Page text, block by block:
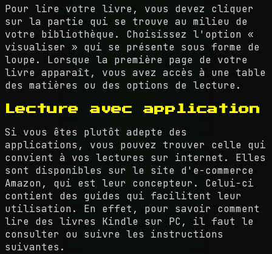
Pour lire votre livre, vous devez cliquer
sur la partie qui se trouve au milieu de
votre bibliothèque. Choisissez l'option «
visualiser » qui se présente sous forme de
loupe. Lorsque la première page de votre
livre apparaît, vous avez accès à une table
des matières ou des options de lecture.
Lecture avec application
Si vous êtes plutôt adepte des
applications, vous pouvez trouver celle qui
convient à vos lectures sur internet. Elles
sont disponibles sur le site d'e-commerce
Amazon, qui est leur concepteur. Celui-ci
contient des guides qui facilitent leur
utilisation. En effet, pour savoir comment
lire des livres Kindle sur PC, il faut le
consulter ou suivre les instructions
suivantes.